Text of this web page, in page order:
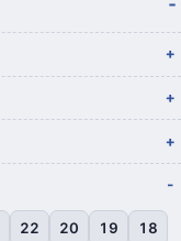
22 20 19 18